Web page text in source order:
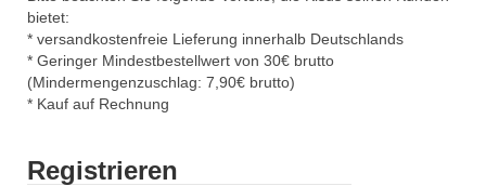
bietet:
* versandkostenfreie Lieferung innerhalb Deutschlands
* Geringer Mindestbestellwert von 30€ brutto
(Mindermengenzuschlag: 7,90€ brutto)
* Kauf auf Rechnung
Registrieren